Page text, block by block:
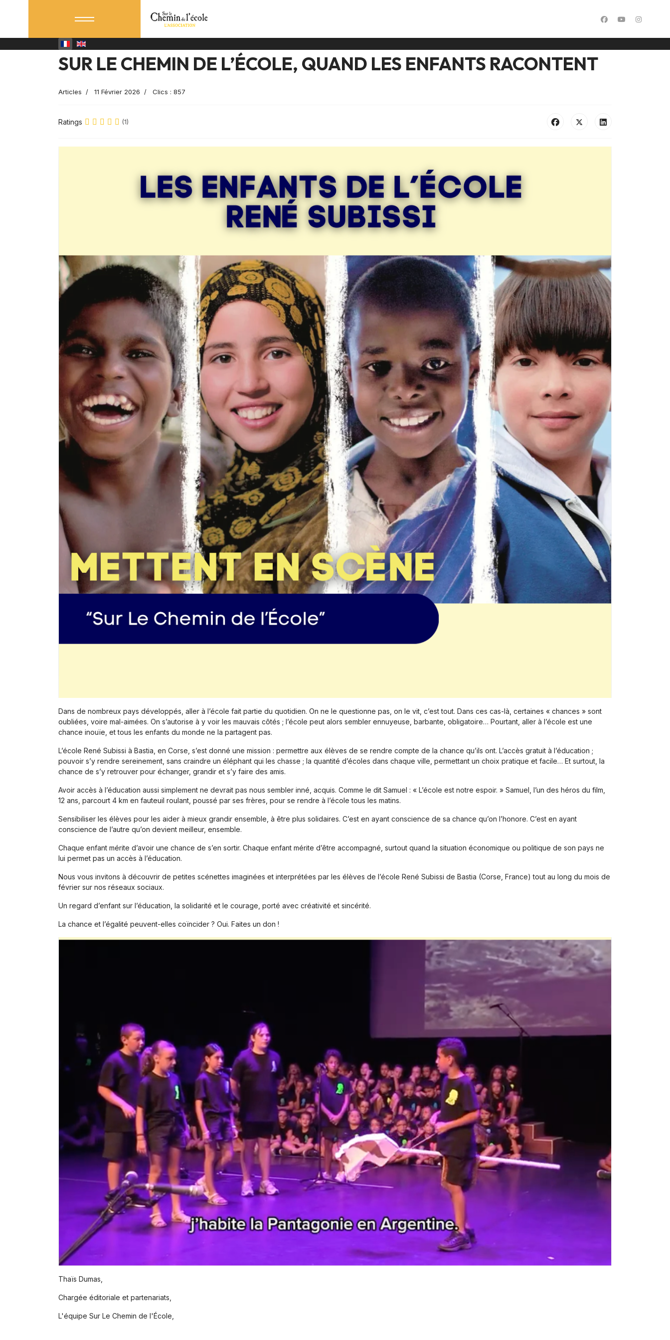
SUR LE CHEMIN DE L’ÉCOLE, QUAND LES ENFANTS RACONTENT
Articles 11 Février 2026 Clics : 857
Ratings (1)
Dans de nombreux pays développés, aller à l’école fait partie du quotidien. On ne le questionne pas, on le vit, c’est tout. Dans ces cas-là, certaines « chances » sont
oubliées, voire mal-aimées. On s’autorise à y voir les mauvais côtés ; l’école peut alors sembler ennuyeuse, barbante, obligatoire… Pourtant, aller à l’école est une
chance inouïe, et tous les enfants du monde ne la partagent pas.
L’école René Subissi à Bastia, en Corse, s’est donné une mission : permettre aux élèves de se rendre compte de la chance qu’ils ont. L’accès gratuit à l’éducation ;
pouvoir s’y rendre sereinement, sans craindre un éléphant qui les chasse ; la quantité d’écoles dans chaque ville, permettant un choix pratique et facile… Et surtout, la
chance de s’y retrouver pour échanger, grandir et s’y faire des amis.
Avoir accès à l’éducation aussi simplement ne devrait pas nous sembler inné, acquis. Comme le dit Samuel : « L’école est notre espoir. » Samuel, l’un des héros du film,
12 ans, parcourt 4 km en fauteuil roulant, poussé par ses frères, pour se rendre à l’école tous les matins.
Sensibiliser les élèves pour les aider à mieux grandir ensemble, à être plus solidaires. C’est en ayant conscience de sa chance qu’on l’honore. C’est en ayant
conscience de l’autre qu’on devient meilleur, ensemble.
Chaque enfant mérite d’avoir une chance de s’en sortir. Chaque enfant mérite d’être accompagné, surtout quand la situation économique ou politique de son pays ne
lui permet pas un accès à l’éducation.
Nous vous invitons à découvrir de petites scénettes imaginées et interprétées par les élèves de l’école René Subissi de Bastia (Corse, France) tout au long du mois de
février sur nos réseaux sociaux.
Un regard d’enfant sur l’éducation, la solidarité et le courage, porté avec créativité et sincérité.
La chance et l’égalité peuvent-elles coïncider ? Oui. Faites un don !
Thaïs Dumas,
Chargée éditoriale et partenariats,
L'équipe Sur Le Chemin de l'École,